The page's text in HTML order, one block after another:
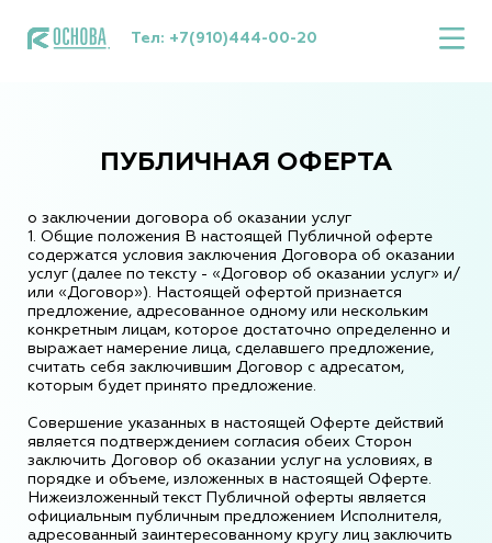
Тел: +7(910)444-00-20
ПУБЛИЧНАЯ ОФЕРТА
о заключении договора об оказании услуг
1. Общие положения В настоящей Публичной оферте
содержатся условия заключения Договора об оказании
услуг (далее по тексту - «Договор об оказании услуг» и/
или «Договор»). Настоящей офертой признается
предложение, адресованное одному или нескольким
конкретным лицам, которое достаточно определенно и
выражает намерение лица, сделавшего предложение,
считать себя заключившим Договор с адресатом,
которым будет принято предложение.
Совершение указанных в настоящей Оферте действий
является подтверждением согласия обеих Сторон
заключить Договор об оказании услуг на условиях, в
порядке и объеме, изложенных в настоящей Оферте.
Нижеизложенный текст Публичной оферты является
официальным публичным предложением Исполнителя,
адресованный заинтересованному кругу лиц заключить